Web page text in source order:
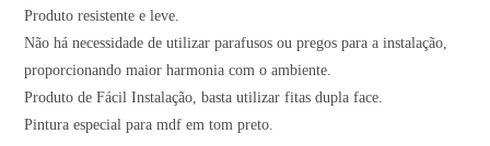
Produto resistente e leve.
Não há necessidade de utilizar parafusos ou pregos para a instalação,
proporcionando maior harmonia com o ambiente.
Produto de Fácil Instalação, basta utilizar fitas dupla face.
Pintura especial para mdf em tom preto.